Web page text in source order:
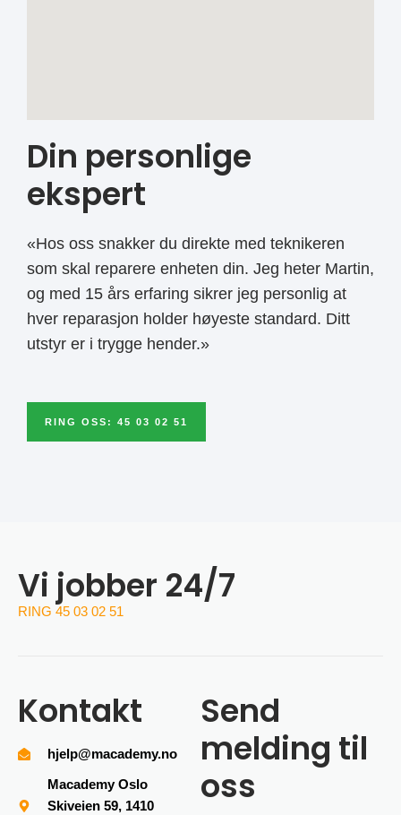
Din personlige
ekspert
«Hos oss snakker du direkte med teknikeren
som skal reparere enheten din. Jeg heter Martin,
og med 15 års erfaring sikrer jeg personlig at
hver reparasjon holder høyeste standard. Ditt
utstyr er i trygge hender.»
RING OSS: 45 03 02 51
Vi jobber 24/7
RING 45 03 02 51
Kontakt
hjelp@macademy.no
Macademy Oslo
Skiveien 59, 1410
Send
melding til
oss